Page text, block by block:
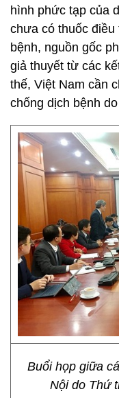
hình phức tạp của
chưa có thuốc điều
bệnh, nguồn gốc
giả thuyết từ các
thế, Việt Nam cần
chống dịch bệnh
Buổi họp giữa
Nội do Thứ